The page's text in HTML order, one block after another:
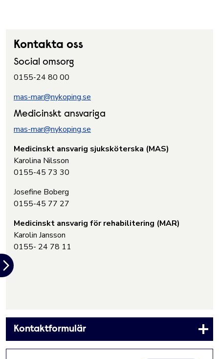
Kontakta oss
Social omsorg
0155-24 80 00
mas-mar@nykoping.se
Medicinskt ansvariga
mas-mar@nykoping.se
Medicinskt ansvarig sjuksköterska (MAS)
Karolina Nilsson
0155-45 73 30
Josefine Boberg
0155-45 77 27
Medicinskt ansvarig för rehabilitering (MAR)
Karolin Jansson
0155- 24 78 11
Kontaktformulär